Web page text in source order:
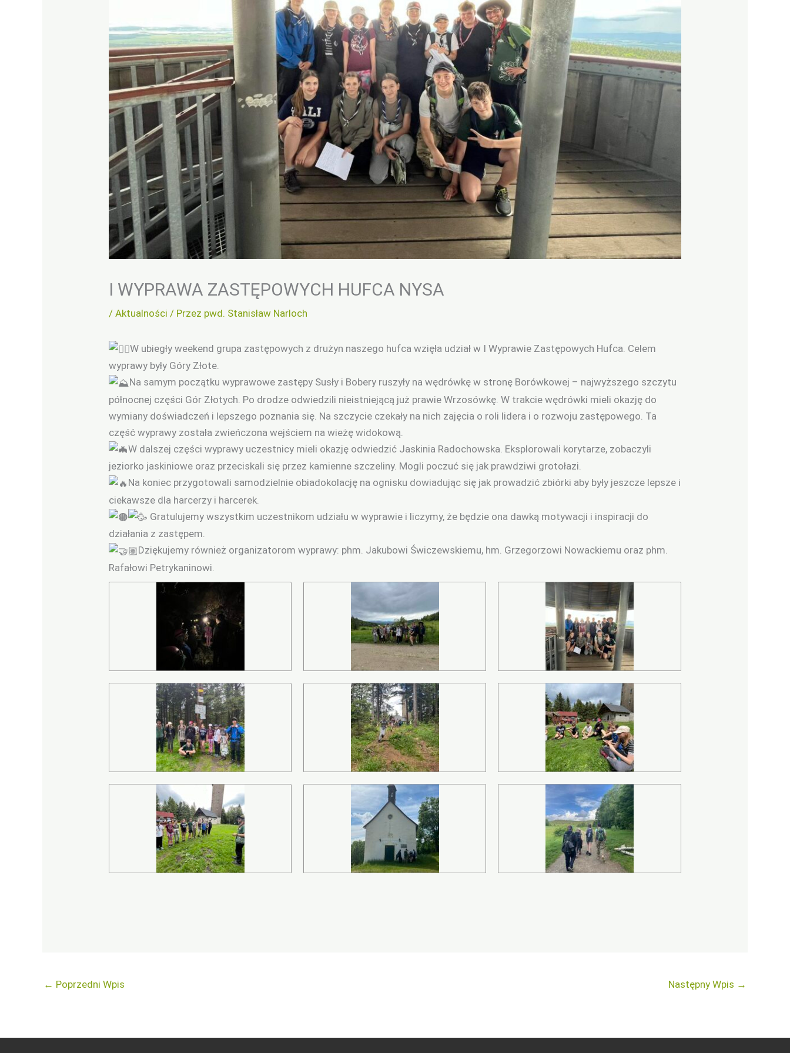
I WYPRAWA ZASTĘPOWYCH HUFCA NYSA
/Aktualności / Przez pwd. Stanisław Narloch
W ubiegły weekend grupa zastępowych z drużyn naszego hufca wzięła udział w I Wyprawie Zastępowych Hufca. Celem
wyprawy były Góry Złote.
Na samym początku wyprawowe zastępy Susły i Bobery ruszyły na wędrówkę w stronę Borówkowej – najwyższego szczytu
północnej części Gór Złotych. Po drodze odwiedzili nieistniejącą już prawie Wrzosówkę. W trakcie wędrówki mieli okazję do
wymiany doświadczeń i lepszego poznania się. Na szczycie czekały na nich zajęcia o roli lidera i o rozwoju zastępowego. Ta
część wyprawy została zwieńczona wejściem na wieżę widokową.
W dalszej części wyprawy uczestnicy mieli okazję odwiedzić Jaskinia Radochowska . Eksplorowali korytarze, zobaczyli
jeziorko jaskiniowe oraz przeciskali się przez kamienne szczeliny. Mogli poczuć się jak prawdziwi grotołazi.
Na koniec przygotowali samodzielnie obiadokolację na ognisku dowiadując się jak prowadzić zbiórki aby były jeszcze lepsze i
ciekawsze dla harcerzy i harcerek.
Gratulujemy wszystkim uczestnikom udziału w wyprawie i liczymy, że będzie ona dawką motywacji i inspiracji do
działania z zastępem.
Dziękujemy również organizatorom wyprawy: phm. Jakubowi Świczewskiemu, hm. Grzegorzowi Nowackiemu oraz phm.
Rafałowi Petrykaninowi.
← Poprzedni Wpis Następny Wpis →